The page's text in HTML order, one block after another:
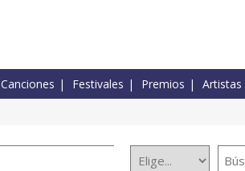
Canciones Festivales Premios Artistas